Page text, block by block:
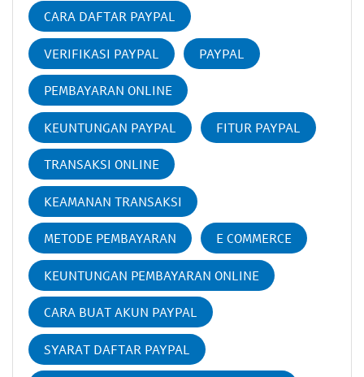
CARA DAFTAR PAYPAL
VERIFIKASI PAYPAL PAYPAL
PEMBAYARAN ONLINE
KEUNTUNGAN PAYPAL FITUR PAYPAL
TRANSAKSI ONLINE
KEAMANAN TRANSAKSI
METODE PEMBAYARAN E COMMERCE
KEUNTUNGAN PEMBAYARAN ONLINE
CARA BUAT AKUN PAYPAL
SYARAT DAFTAR PAYPAL